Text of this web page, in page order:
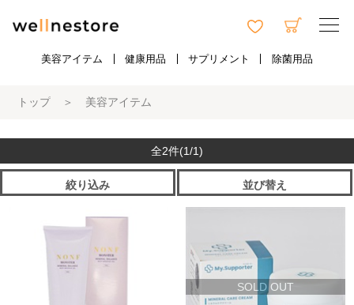
美容アイテム 健康用品 サプリメント 除菌用品
トップ ＞ 美容アイテム
全2件(1/1)
絞り込み 並び替え
SOLD OUT